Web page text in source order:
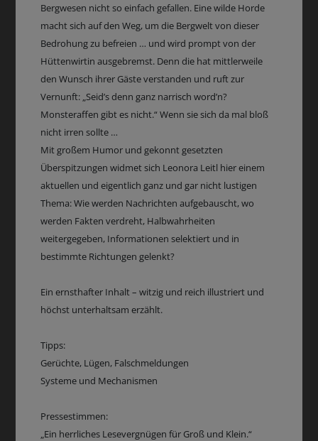
Bergwesen nicht so einfach gefallen. Eine wilde Horde
macht sich auf den Weg, um die Bergwelt von dieser
Bedrohung zu befreien … und wird prompt von der
Hüttenwirtin ausgebremst. Denn die hat mittlerweile
den Wunsch ihrer Gäste verstanden und ruft zur
Vernunft: „Seid’s denn ganz narrisch word’n?
Monsteraffen gibt es nicht.“ Wenn sie sich da mal bloß
nicht irren sollte …
Mit großem Humor und gekonnt gesetzten
Überspitzungen widmet sich Leonora Leitl hier einem
aktuellen und eigentlich ganz und gar nicht lustigen
Thema: Wie werden Nachrichten aufgebauscht, wo
werden Fakten verdreht, Halbwahrheiten
weitergegeben, Informationen selektiert und in
bestimmte Richtungen gelenkt?
Ein ernsthafter Inhalt – witzig und reich illustriert und
höchst unterhaltsam erzählt.
Tipps:
Gerüchte, Lügen, Falschmeldungen
Systeme und Mechanismen
Pressestimmen:
„Ein herrliches Lesevergnügen für Groß und Klein.“